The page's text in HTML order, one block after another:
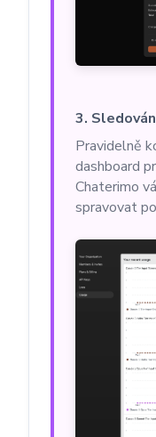
3.
Pravidelně
dashboard
Chaterimo
spravovat